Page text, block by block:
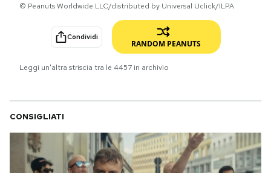
PODCAST
NEWSLETTER
I MIEI PREFERITI
SHOP
© Peanuts Worldwide LLC/distributed by Universal Uclick/ILPA
Condividi
RANDOM PEANUTS
Leggi un'altra striscia tra le 4457 in archivio
CONSIGLIATI